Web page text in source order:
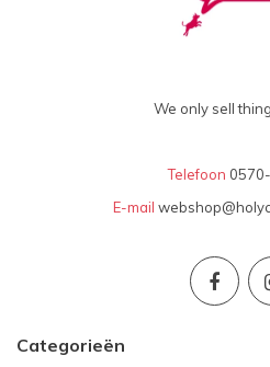
We only sell
Telefoon
E-mail
Categorieën